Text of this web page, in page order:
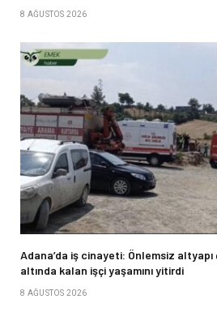
8 AĞUSTOS 2026
Adana’da iş cinayeti: Önlemsiz altyapı
altında kalan işçi yaşamını yitirdi
8 AĞUSTOS 2026